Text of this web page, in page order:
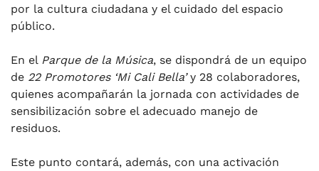
por la cultura ciudadana y el cuidado del espacio
público.
En el Parque de la Música, se dispondrá de un equipo
de 22 Promotores ‘Mi Cali Bella’y 28 colaboradores,
quienes acompañarán la jornada con actividades de
sensibilización sobre el adecuado manejo de
residuos.
Este punto contará, además, con una activación